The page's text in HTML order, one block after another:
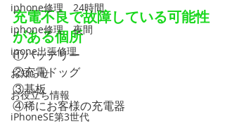
iphone修理 24時間
iphone修理 夜間
ipone出張修理
お知らせ
お役立ち情報
iPhoneSE第3世代
充電不良で故障している可能性
がある個所
①バッテリー
②充電ドッグ
③基板
④稀にお客様の充電器